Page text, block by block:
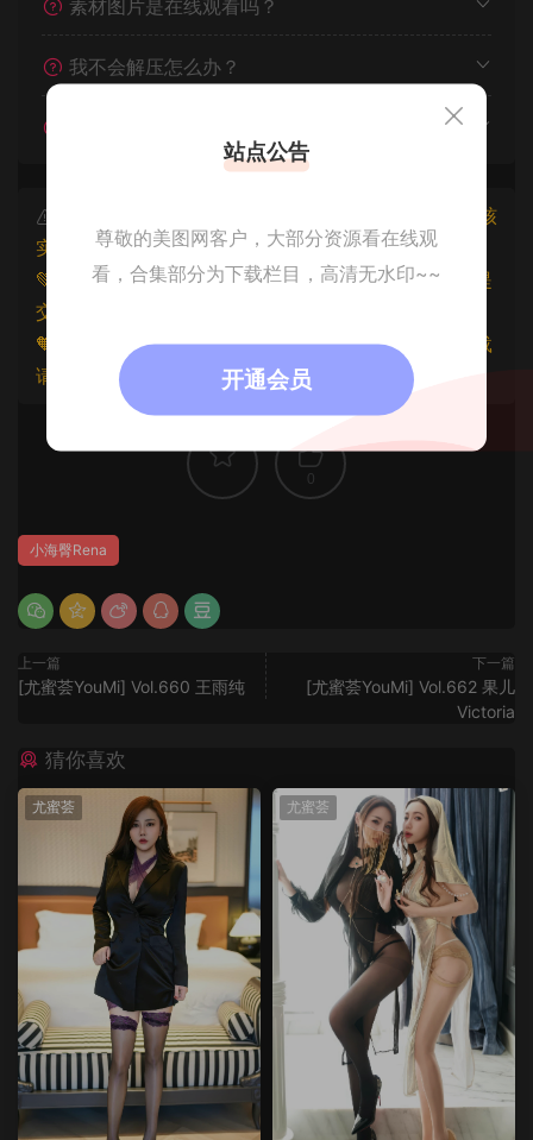
素材图片是在线观看吗？
我不会解压怎么办？
本文资源仅供个人参考学习，请勿批量搬运，一经核
实将封禁账号权限！
💚本文资源均来源网友分享，若侵犯了您的权益可以提
交工单处理。
🧡原文链接：https://www.znjfg.com/761.html
，转载
请注明出处。
0
小海臀Rena
上一篇
[尤蜜荟YouMi] Vol.660 王雨纯
下一篇
[尤蜜荟YouMi] Vol.662 果儿
Victoria
猜你喜欢
尤蜜荟 尤蜜荟
站点公告
尊敬的美图网客户，大部分资源看在线观
看，合集部分为下载栏目，高清无水印~~
开通会员